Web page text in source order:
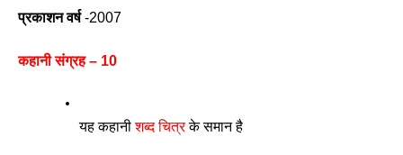
प्रकाशन वर्ष -2007
कहानी संग्रह – 10
यह कहानी शब्द चित्र के समान है